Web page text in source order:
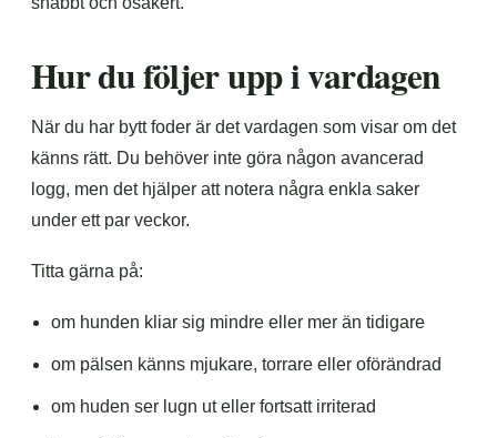
Hur du följer upp i vardagen
När du har bytt foder är det vardagen som visar om det
känns rätt. Du behöver inte göra någon avancerad
logg, men det hjälper att notera några enkla saker
under ett par veckor.
Titta gärna på:
om hunden kliar sig mindre eller mer än tidigare
om pälsen känns mjukare, torrare eller oförändrad
om huden ser lugn ut eller fortsatt irriterad